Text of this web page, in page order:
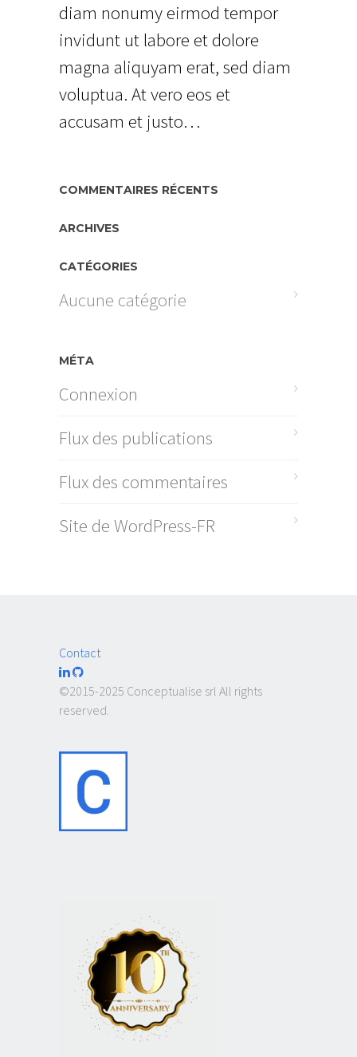
diam nonumy eirmod tempor
invidunt ut labore et dolore
magna aliquyam erat, sed diam
voluptua. At vero eos et
accusam et justo…
COMMENTAIRES RÉCENTS
ARCHIVES
CATÉGORIES
Aucune catégorie
MÉTA
Connexion
Flux des publications
Flux des commentaires
Site de WordPress-FR
Contact
©2015-2025 Conceptualise srl All rights
reserved.